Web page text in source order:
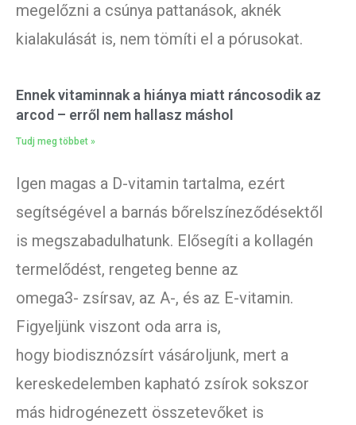
megelőzni a csúnya pattanások, aknék
kialakulását is, nem tömíti el a pórusokat.
Ennek vitaminnak a hiánya miatt ráncosodik az
arcod – erről nem hallasz máshol
Tudj meg többet »
Igen magas a D-vitamin tartalma, ezért
segítségével a barnás bőrelszíneződésektől
is megszabadulhatunk. Elősegíti a kollagén
termelődést, rengeteg benne az
omega3- zsírsav, az A-, és az E-vitamin.
Figyeljünk viszont oda arra is,
hogy biodisznózsírt vásároljunk, mert a
kereskedelemben kapható zsírok sokszor
más hidrogénezett összetevőket is